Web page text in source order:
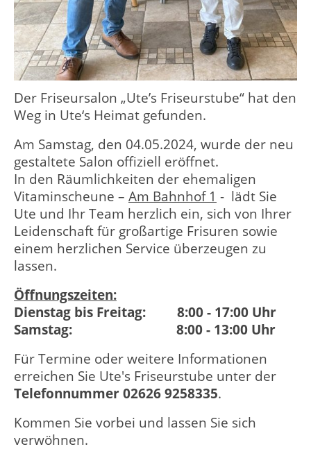
Der Friseursalon „Ute’s Friseurstube“ hat den
Weg in Ute‘s Heimat gefunden.
Am Samstag, den 04.05.2024, wurde der neu
gestaltete Salon offiziell eröffnet.
In den Räumlichkeiten der ehemaligen
Vitaminscheune – Am Bahnhof 1 - lädt Sie
Ute und Ihr Team herzlich ein, sich von Ihrer
Leidenschaft für großartige Frisuren sowie
einem herzlichen Service überzeugen zu
lassen.
Öffnungszeiten:
Dienstag bis Freitag: 8:00 - 17:00 Uhr
Samstag: 8:00 - 13:00 Uhr
Für Termine oder weitere Informationen
erreichen Sie Ute's Friseurstube unter der
Telefonnummer 02626 9258335.
Kommen Sie vorbei und lassen Sie sich
verwöhnen.